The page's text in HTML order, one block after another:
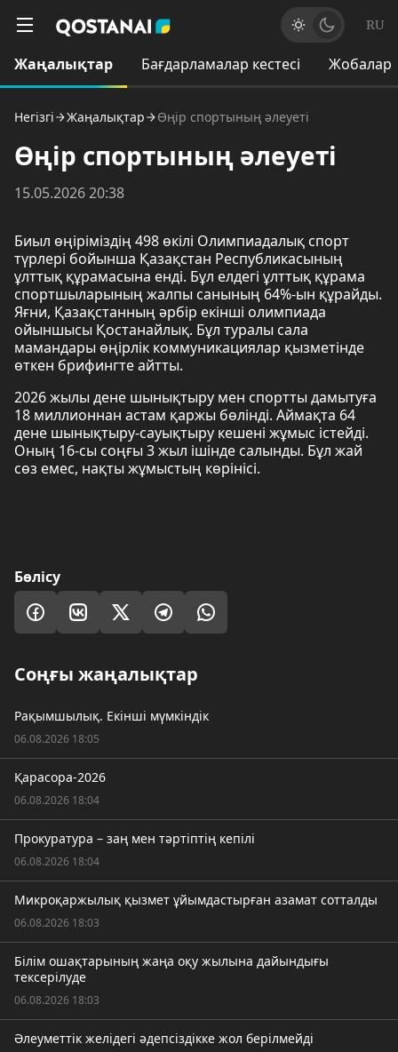
RU
Жаңалықтар Бағдарламалар кестесі Жобалар
Негізгі Жаңалықтар Өңір спортының әлеуеті
Өңір спортының әлеуеті
15.05.2026 20:38
Биыл өңіріміздің 498 өкілі Олимпиадалық спорт
түрлері бойынша Қазақстан Республикасының
ұлттық құрамасына енді. Бұл елдегі ұлттық құрама
спортшыларының жалпы санының 64%-ын құрайды.
Яғни, Қазақстанның әрбір екінші олимпиада
ойыншысы Қостанайлық. Бұл туралы сала
мамандары өңірлік коммуникациялар қызметінде
өткен брифингте айтты.
2026 жылы дене шынықтыру мен спортты дамытуға
18 миллионнан астам қаржы бөлінді. Аймақта 64
дене шынықтыру-сауықтыру кешені жұмыс істейді.
Оның 16-сы соңғы 3 жыл ішінде салынды. Бұл жай
сөз емес, нақты жұмыстың көрінісі.
Бөлісу
Соңғы жаңалықтар
Рақымшылық. Екінші мүмкіндік
06.08.2026 18:05
Қарасора-2026
06.08.2026 18:04
Прокуратура – заң мен тәртіптің кепілі
06.08.2026 18:04
Микроқаржылық қызмет ұйымдастырған азамат сотталды
06.08.2026 18:03
Білім ошақтарының жаңа оқу жылына дайындығы
тексерілуде
06.08.2026 18:03
Әлеуметтік желідегі әдепсіздікке жол берілмейді